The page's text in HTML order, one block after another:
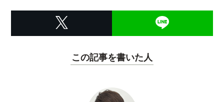
この記事を書いた人